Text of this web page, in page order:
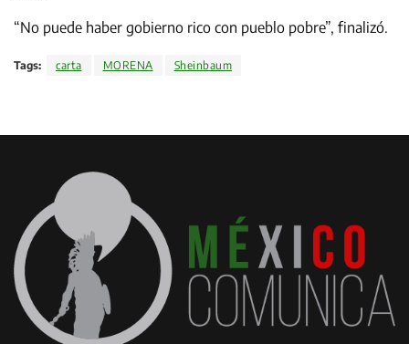
“No puede haber gobierno rico con pueblo pobre”, finalizó.
Tags: carta MORENA Sheinbaum